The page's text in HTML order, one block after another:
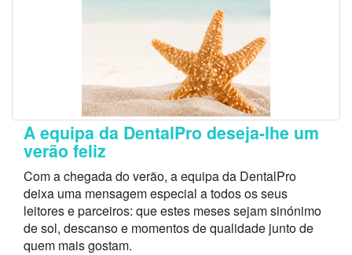
A equipa da DentalPro deseja-lhe um
verão feliz
Com a chegada do verão, a equipa da DentalPro
deixa uma mensagem especial a todos os seus
leitores e parceiros: que estes meses sejam sinónimo
de sol, descanso e momentos de qualidade junto de
quem mais gostam.